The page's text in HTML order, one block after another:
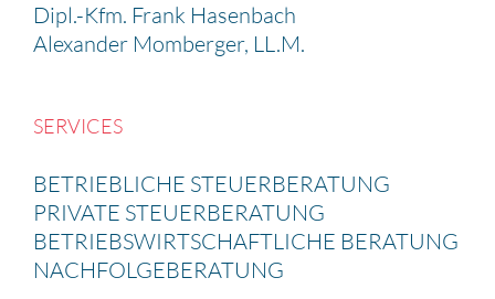
Dipl.-Kfm. Frank Hasen­bach
Alexander Momberger, LL.M.
SERVICES
BETRIEB­LICHE STEUER­BE­RA­TUNG
PRIVATE STEUER­BE­RA­TUNG
BETRIEBS­WIRT­SCHAFT­LICHE BERATUNG
NACHFOL­GE­BE­RA­TUNG